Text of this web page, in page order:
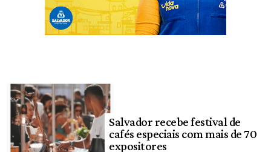
Salvador recebe festival de
cafés especiais com mais de 70
expositores